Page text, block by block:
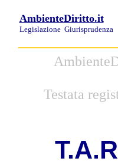
AmbienteDiritto.it
Legislazione Giurisprudenza
Testata
T.